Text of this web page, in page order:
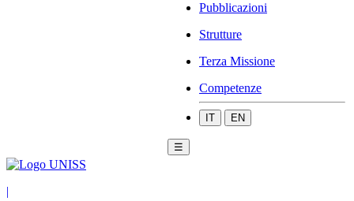
Pubblicazioni
Strutture
Terza Missione
Competenze
IT EN
☰
|